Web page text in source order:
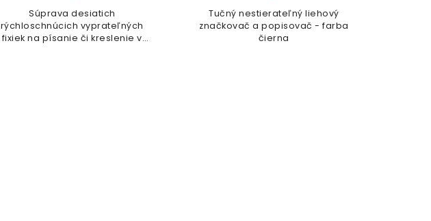
Súprava desiatich
rýchloschnúcich vyprateľných
fixiek na písanie či kreslenie v
Tučný nestierateľný liehový
značkovač a popisovač - farba
čierna